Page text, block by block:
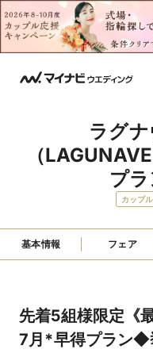
ラグ
（
プ
カップ
基本情報 フェア
先着5組様限定《
7月*早得プラン◆